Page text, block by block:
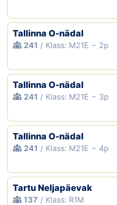
Tallinna O-nädal
241 / Klass: M21E − 2p
Tallinna O-nädal
241 / Klass: M21E − 3p
Tallinna O-nädal
241 / Klass: M21E − 4p
Tartu Neljapäevak
137 / Klass: R1M